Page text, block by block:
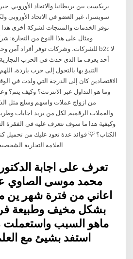
بريكست بين بريطانيا والاتحاد الأوروبي
سويسرا، غير العضو في الاتحاد الأوروبي
توفر الخدمات والمنتجات لشركة أخرى هذا
أحد يعرف ما الذي حدث في الحرب
التنبؤ بها بالتحول إلى حرب باردة،
الاقتصادين كان إلى الدرجة التي ولدت في
وما هو التداول عبر الانترنت؟ وكيف يتم؟
من ازواج عملات واسهم وسلع مثل
والعملات الرقمية, لكل من يريد اجابات
وكيفية هذا ما سوف نتعرف عليه في الفقرة
الكتاب؟ 💡 فوائد عدة تعود عليك من تحميل
العلامة التجارية
تعرف على اجابة
محمد موسى الصاوي
اعاني من فترة شهر
بشكل مخيف وطبيعة
ماهو السبب واستعملت
استفد بشيئ مع